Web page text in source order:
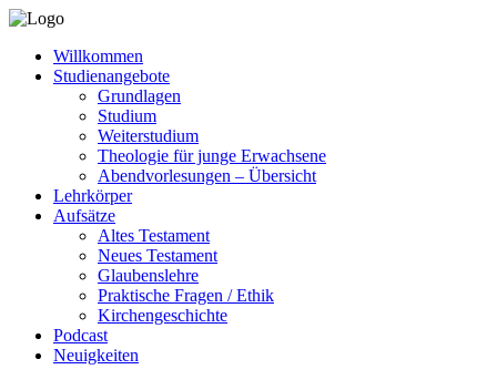
Willkommen
Studienangebote
Grundlagen
Studium
Weiterstudium
Theologie für junge Erwachsene
Abendvorlesungen – Übersicht
Lehrkörper
Aufsätze
Altes Testament
Neues Testament
Glaubenslehre
Praktische Fragen / Ethik
Kirchengeschichte
Podcast
Neuigkeiten